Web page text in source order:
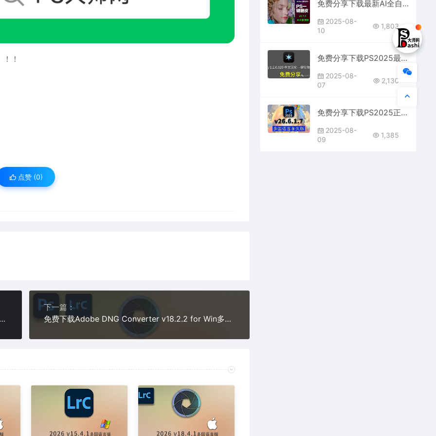
！
点赞 (0)
文图片编辑软件RAW飞思安装包专业摄影照片后期处理修图最新转换工具
下一篇：
免费下载Adobe DNG Converter v18.2.2 for Win多国语言中文版安装包图片RAW相机照片格式转换器Lrc数字负片PS插件软件工具
免费分享下载最新AI全自动人像智能磨皮润色插件SkinFiner v5.7.0 for win多国语言版安装包PS Lrc图像摄影后期
2025-08-
10
1,803
免费分享下载PS2025最新插件Aperty 1.2.0.920 x64中文汉化直装一键安装破解版智能ai人像磨皮增强修图软件包
2025-08-
07
2,130
免费分享下载PS2025正式中文汉化永久使用版Adobe Photoshop 2025 v26.6.1.7 Win多国语言安装包
2025-08-
09
1,385